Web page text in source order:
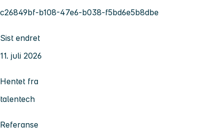
c26849bf-b108-47e6-b038-f5bd6e5b8dbe
Sist endret
11. juli 2026
Hentet fra
talentech
Referanse